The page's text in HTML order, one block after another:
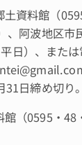
資料館（
、阿波地区市
日）、また
日締め切り。
（0595・48